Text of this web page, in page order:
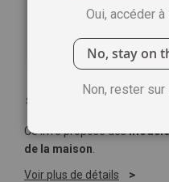
Soyez le premier à commenter
Ce livre propose des
de la maison
Voir plus de détails
Oui, accéder
No, stay on
Non, rester